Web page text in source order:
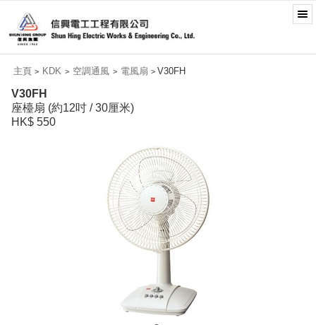
主頁 > KDK > 空調通風 > 電風扇 > V30FH
V30FH
座檯扇 (約12吋 / 30厘米)
HK$ 550